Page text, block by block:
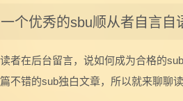
一个优秀的sbu顺从者自言自
者在后台留言，说如何成为合格的
不错的sub独白文章，所以就来聊聊